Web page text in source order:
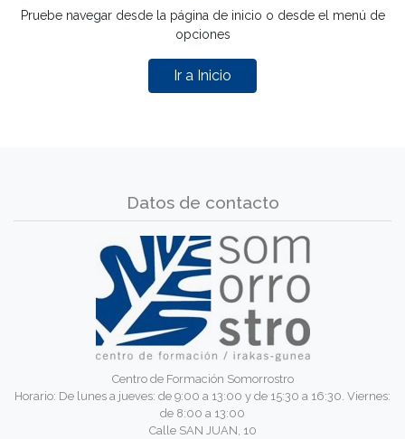
Pruebe navegar desde la página de inicio o desde el menú de
opciones
Ir a Inicio
Datos de contacto
Centro de Formación Somorrostro
Horario: De lunes a jueves: de 9:00 a 13:00 y de 15:30 a 16:30. Viernes:
de 8:00 a 13:00
Calle SAN JUAN, 10